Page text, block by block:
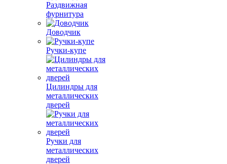
Раздвижная
фурнитура
Доводчик
Ручки-купе
Цилиндры для
металлических
дверей
Ручки для
металлических
дверей